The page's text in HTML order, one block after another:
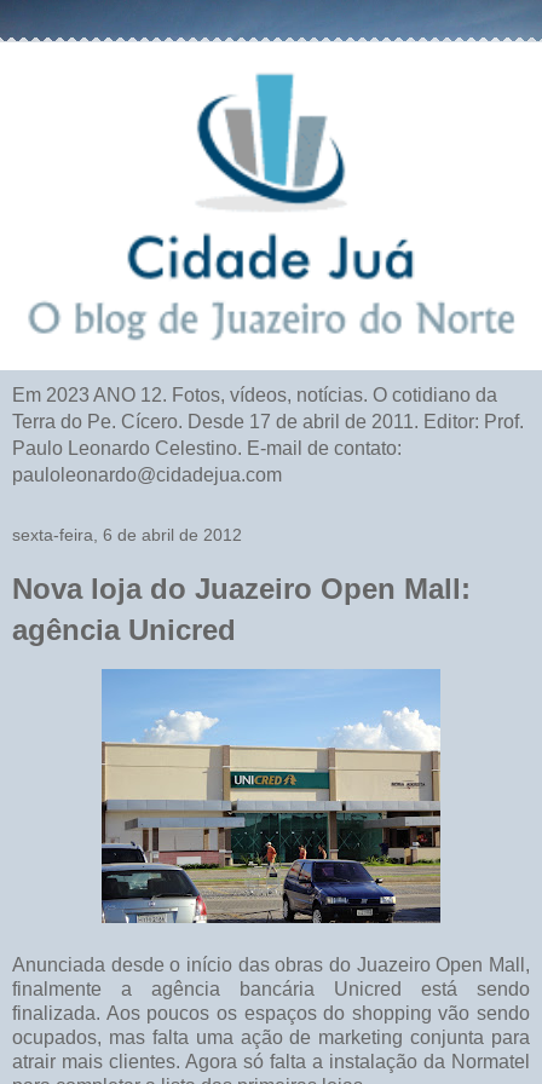
Em 2023 ANO 12. Fotos, vídeos, notícias. O cotidiano da
Terra do Pe. Cícero. Desde 17 de abril de 2011. Editor: Prof.
Paulo Leonardo Celestino. E-mail de contato:
pauloleonardo@cidadejua.com
sexta-feira, 6 de abril de 2012
Nova loja do Juazeiro Open Mall:
agência Unicred
Anunciada desde o início das obras do Juazeiro Open Mall,
finalmente a agência bancária Unicred está sendo
finalizada. Aos poucos os espaços do shopping vão sendo
ocupados, mas falta uma ação de marketing conjunta para
atrair mais clientes. Agora só falta a instalação da Normatel